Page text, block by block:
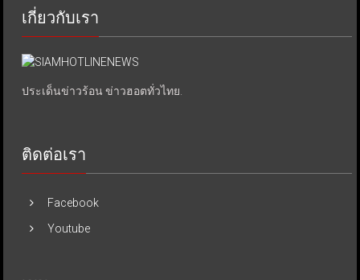
เกี่ยวกับเรา
ประเด็นข่าวร้อน ข่าวฮอตทั่วไทย.
ติดต่อเรา
Facebook
Youtube